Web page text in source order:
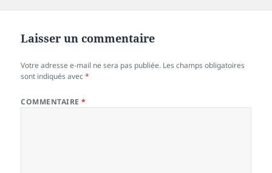
Laisser un commentaire
Votre adresse e-mail ne sera pas publiée. Les champs obligatoires
sont indiqués avec*
COMMENTAIRE*